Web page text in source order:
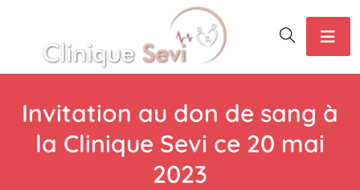
Invitation au don de sang à
la Clinique Sevi ce 20 mai
2023